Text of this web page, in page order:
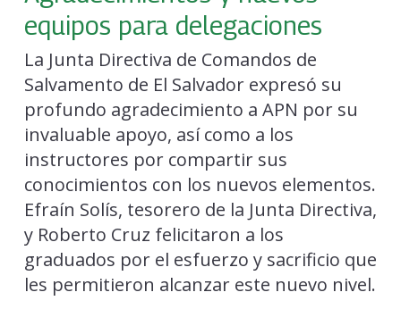
equipos para delegaciones
La Junta Directiva de Comandos de
Salvamento de El Salvador expresó su
profundo agradecimiento a APN por su
invaluable apoyo, así como a los
instructores por compartir sus
conocimientos con los nuevos elementos.
Efraín Solís, tesorero de la Junta Directiva,
y Roberto Cruz felicitaron a los
graduados por el esfuerzo y sacrificio que
les permitieron alcanzar este nuevo nivel.